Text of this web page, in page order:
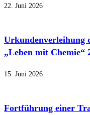
22. Juni 2026
Urkundenverleihung
„Leben mit Chemie“
15. Juni 2026
Fortführung einer